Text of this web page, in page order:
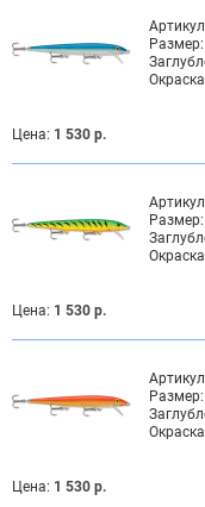
Размер:
Цена: 1 530 р.
Размер:
Цена: 1 530 р.
Размер:
Цена: 1 530 р.